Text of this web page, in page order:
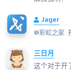
Jager
@彩虹之家
三日月
这个对于开